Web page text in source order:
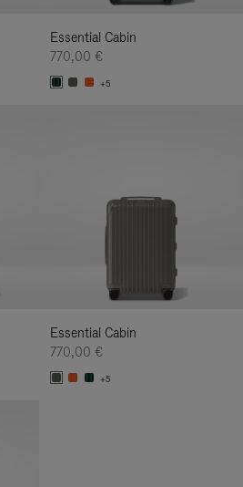
Essential Cabin
770,00 €
+5
Essential Cabin
770,00 €
+5